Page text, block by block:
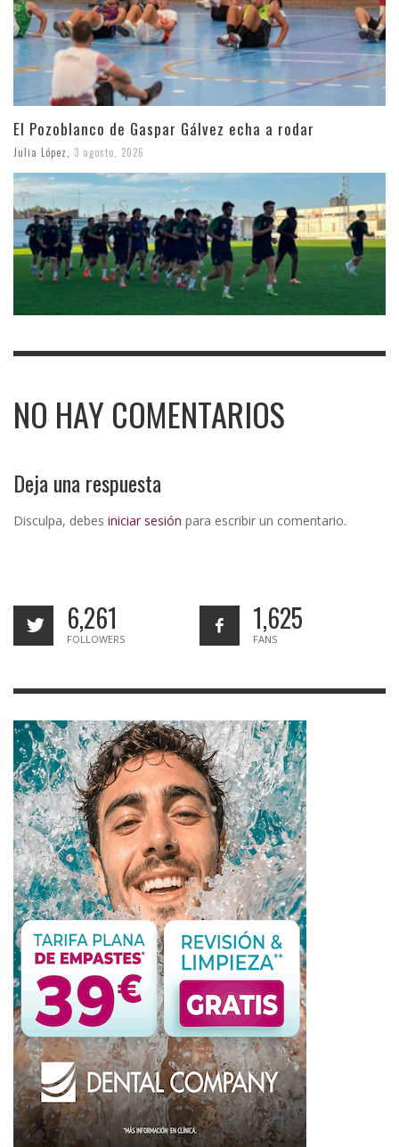
El Pozoblanco de Gaspar Gálvez echa a rodar
Julia López 3 agosto, 2026
NO HAY COMENTARIOS
Deja una respuesta
Disculpa, debes iniciar sesión para escribir un comentario.
6,261
FOLLOWERS
1,625
FANS